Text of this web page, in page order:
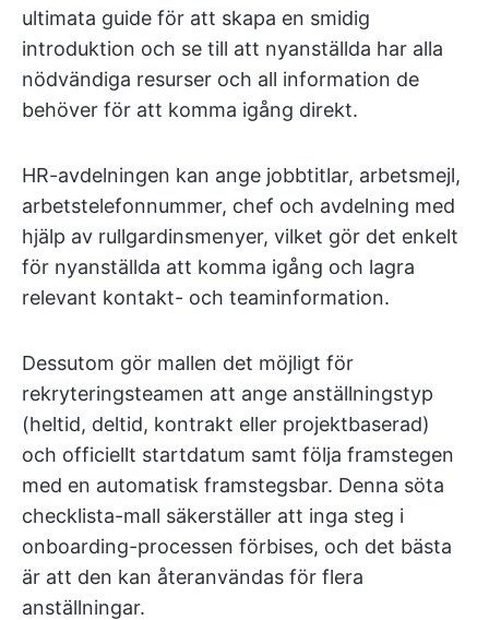
ultimata guide för att skapa en smidig
introduktion och se till att nyanställda har alla
nödvändiga resurser och all information de
behöver för att komma igång direkt.
HR-avdelningen kan ange jobbtitlar, arbetsmejl,
arbetstelefonnummer, chef och avdelning med
hjälp av rullgardinsmenyer, vilket gör det enkelt
för nyanställda att komma igång och lagra
relevant kontakt- och teaminformation.
Dessutom gör mallen det möjligt för
rekryteringsteamen att ange anställningstyp
(heltid, deltid, kontrakt eller projektbaserad)
och officiellt startdatum samt följa framstegen
med en automatisk framstegsbar. Denna söta
checklista-mall säkerställer att inga steg i
onboarding-processen förbises, och det bästa
är att den kan återanvändas för flera
anställningar.